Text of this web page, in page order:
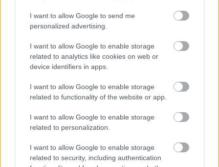
I want to allow Google to send me
personalized advertising.
I want to allow Google to enable storage
related to analytics like cookies on web or
device identifiers in apps.
I want to allow Google to enable storage
related to functionality of the website or app.
I want to allow Google to enable storage
related to personalization.
I want to allow Google to enable storage
related to security, including authentication
Η εξωτική παραλία της Πάργας που θα λατρέψετε